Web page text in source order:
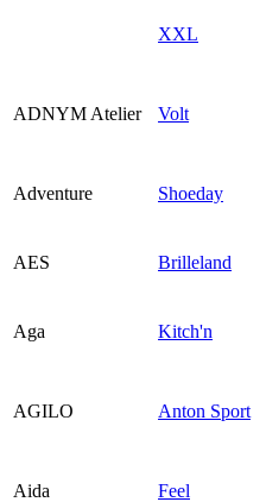
XXL
ADNYM Atelier Volt
Adventure Shoeday
AES Brilleland
Aga Kitch'n
AGILO Anton Sport
Aida Feel